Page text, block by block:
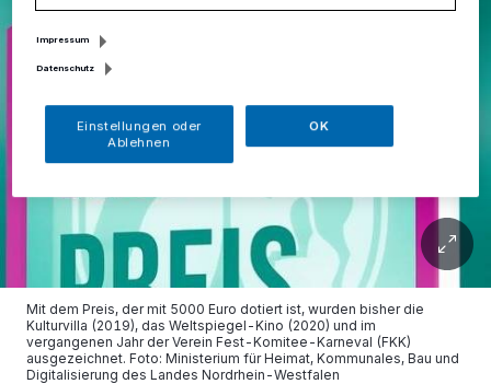
Mit dem Preis, der mit 5000 Euro dotiert ist, wurden bisher die
Kulturvilla (2019), das Weltspiegel-Kino (2020) und im
vergangenen Jahr der Verein Fest-Komitee-Karneval (FKK)
ausgezeichnet. Foto: Ministerium für Heimat, Kommunales, Bau und
Digitalisierung des Landes Nordrhein-Westfalen
Impressum
Datenschutz
Einstellungen oder
Ablehnen
OK